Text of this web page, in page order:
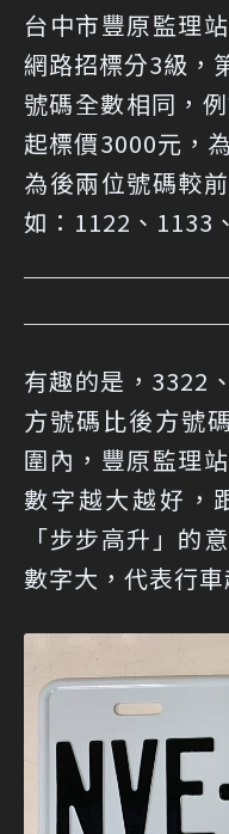
台中市豐原監理
網路招標分3級，
號碼全數相同，
起標價3000元，
為後兩位號碼較
如：1122、1133
有趣的是，3322
方號碼比後方號
圍內，豐原監理
數字越大越好，
「步步高升」的
數字大，代表行